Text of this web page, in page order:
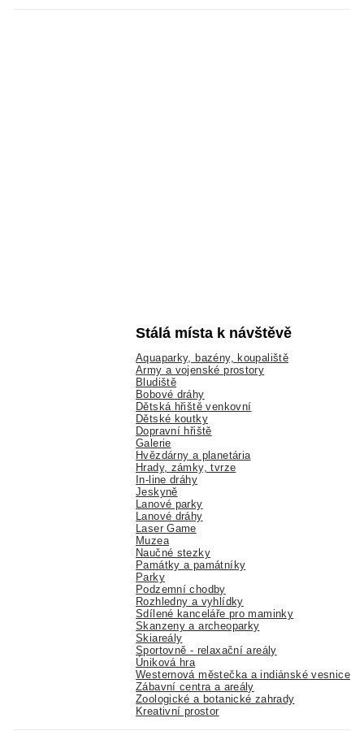
Stálá místa k návštěvě
Aquaparky, bazény, koupaliště
Army a vojenské prostory
Bludiště
Bobové dráhy
Dětská hřiště venkovní
Dětské koutky
Dopravní hřiště
Galerie
Hvězdárny a planetária
Hrady, zámky, tvrze
In-line dráhy
Jeskyně
Lanové parky
Lanové dráhy
Laser Game
Muzea
Naučné stezky
Památky a památníky
Parky
Podzemní chodby
Rozhledny a vyhlídky
Sdílené kanceláře pro maminky
Skanzeny a archeoparky
Skiareály
Sportovně - relaxační areály
Úniková hra
Westernová městečka a indiánské vesnice
Zábavní centra a areály
Zoologické a botanické zahrady
Kreativní prostor